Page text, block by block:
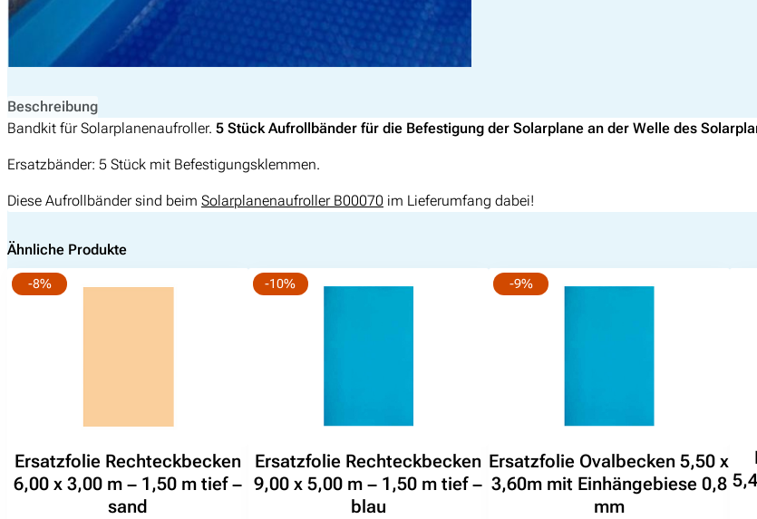
u
o
b
ä
Beschreibung
Bandkit für Solarplanenaufroller. 5 Stück Aufrollbänder für die Befestigung der Solarplane an der Welle des
Ersatzbänder: 5 Stück mit Befestigungsklemmen.
Diese Aufrollbänder sind beim Solarplanenaufroller B00070 im Lieferumfang dabei!
Ähnliche Produkte
-8%
Ersatzfolie Rechteckbecken
6,00 x 3,00 m – 1,50 m tief –
sand
-10%
Ersatzfolie Rechteckbecken
9,00 x 5,00 m – 1,50 m tief –
blau
-9%
Ersatzfolie Ovalbecken 5,50 x
3,60m mit Einhängebiese 0,8
mm